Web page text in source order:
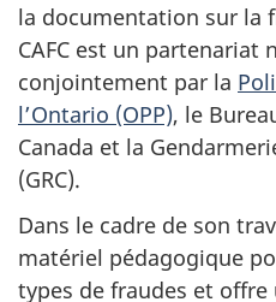
la documentation sur la
CAFC est un partenariat
conjointement par la
l’Ontario (OPP), le
Canada et la
(GRC).
Dans le cadre de son
matériel pédagogique
types de fraudes et